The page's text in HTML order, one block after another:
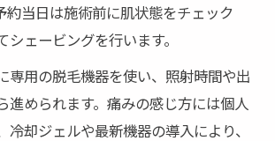
約当日は施術前に肌状態をチェック
シェービングを行います。
専用の脱毛機器を使い、照射時間や出
進められます。痛みの感じ方には個人
冷却ジェルや最新機器の導入により、